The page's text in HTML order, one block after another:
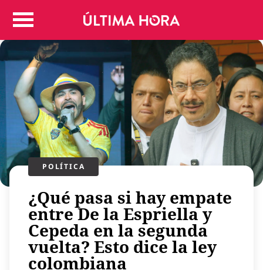
Colombia
Judicial
Politica
Regiones
Deportes
Positivas
Entretenimiento
Vida
Mundo
Virales
Tecnología
Economía
Estilo de vida
POLÍTICA​
¿Qué pasa si hay empate
entre De la Espriella y
Cepeda en la segunda
vuelta? Esto dice la ley
colombiana